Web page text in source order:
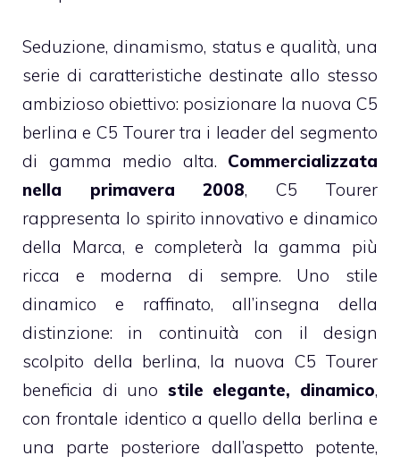
Seduzione, dinamismo, status e qualità, una
serie di caratteristiche destinate allo stesso
ambizioso obiettivo: posizionare la nuova C5
berlina e C5 Tourer tra i leader del segmento
di gamma medio alta. Commercializzata
nella primavera 2008, C5 Tourer
rappresenta lo spirito innovativo e dinamico
della Marca, e completerà la gamma più
ricca e moderna di sempre. Uno stile
dinamico e raffinato, all’insegna della
distinzione: in continuità con il design
scolpito della berlina, la nuova C5 Tourer
beneficia di uno stile elegante, dinamico,
con frontale identico a quello della berlina e
una parte posteriore dall’aspetto potente,